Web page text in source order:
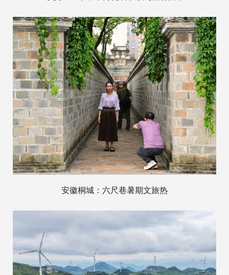
安徽桐城：六尺巷暑期文旅热